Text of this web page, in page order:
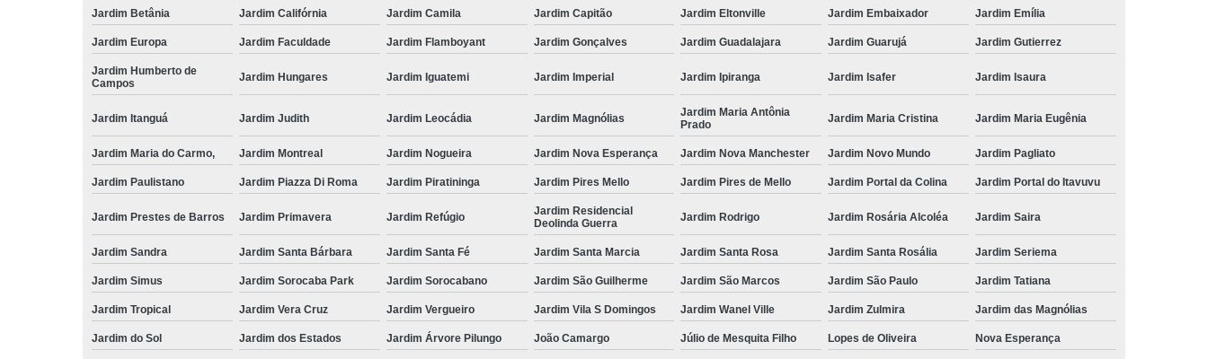
Jardim Betânia Jardim Califórnia Jardim Camila Jardim Capitão Jardim Eltonville Jardim Embaixador Jardim Emília
Jardim Europa Jardim Faculdade Jardim Flamboyant Jardim Gonçalves Jardim Guadalajara Jardim Guarujá Jardim Gutierrez
Jardim Humberto de
Campos
Jardim Hungares Jardim Iguatemi Jardim Imperial Jardim Ipiranga Jardim Isafer Jardim Isaura
Jardim Itanguá Jardim Judith Jardim Leocádia Jardim Magnólias
Jardim Maria Antônia
Prado
Jardim Maria Cristina Jardim Maria Eugênia
Jardim Maria do Carmo, Jardim Montreal Jardim Nogueira Jardim Nova Esperança Jardim Nova Manchester Jardim Novo Mundo Jardim Pagliato
Jardim Paulistano Jardim Piazza Di Roma Jardim Piratininga Jardim Pires Mello Jardim Pires de Mello Jardim Portal da Colina Jardim Portal do Itavuvu
Jardim Prestes de Barros Jardim Primavera Jardim Refúgio
Jardim Residencial
Deolinda Guerra
Jardim Rodrigo Jardim Rosária Alcoléa Jardim Saira
Jardim Sandra Jardim Santa Bárbara Jardim Santa Fé Jardim Santa Marcia Jardim Santa Rosa Jardim Santa Rosália Jardim Seriema
Jardim Simus Jardim Sorocaba Park Jardim Sorocabano Jardim São Guilherme Jardim São Marcos Jardim São Paulo Jardim Tatiana
Jardim Tropical Jardim Vera Cruz Jardim Vergueiro Jardim Vila S Domingos Jardim Wanel Ville Jardim Zulmira Jardim das Magnólias
Jardim do Sol Jardim dos Estados Jardim Árvore Pilungo João Camargo Júlio de Mesquita Filho Lopes de Oliveira Nova Esperança